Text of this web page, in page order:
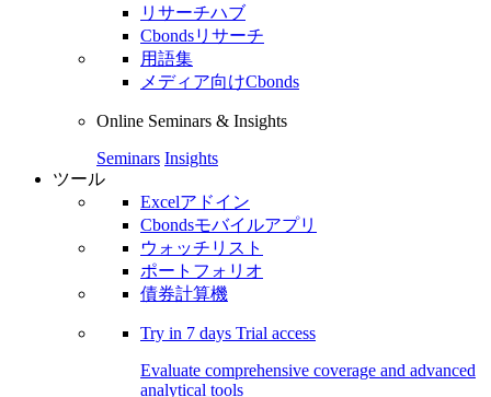
リサーチハブ
Cbondsリサーチ
用語集
メディア向けCbonds
Online Seminars & Insights
Seminars Insights
ツール
Excelアドイン
Cbondsモバイルアプリ
ウォッチリスト
ポートフォリオ
債券計算機
Try in 7 days Trial access
Evaluate comprehensive coverage and advanced
analytical tools